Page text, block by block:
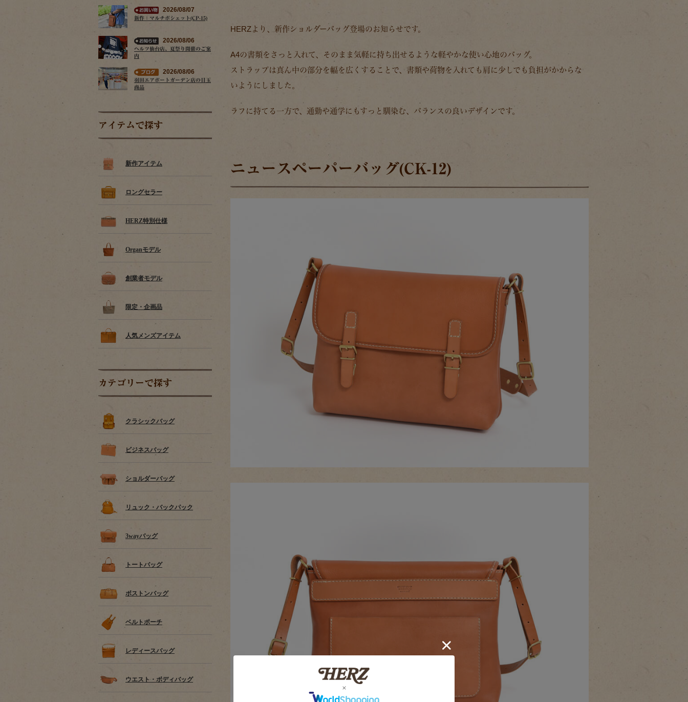
2026/08/07
新作：マルチポシェット(CP-15)
2026/08/06
ヘルツ仙台店、夏祭り開催のご案
内
2026/08/06
羽田エアポートガーデン店の目玉
商品
アイテムで探す
新作アイテム
ロングセラー
HERZ特別仕様
Organモデル
創業者モデル
限定・企画品
人気メンズアイテム
カテゴリーで探す
クラシックバッグ
ビジネスバッグ
ショルダーバッグ
リュック・バックパック
3wayバッグ
トートバッグ
ボストンバッグ
ベルトポーチ
レディースバッグ
ウエスト・ボディバッグ
HERZより、新作ショルダーバッグ登場のお知らせです。
A4の書類をさっと入れて、そのまま気軽に持ち出せるような軽やかな使い心地のバッグ。
ストラップは真ん中の部分を幅を広くすることで、書類や荷物を入れても肩に少しでも負担がかからな
いようにしました。
ラフに持てる一方で、通勤や通学にもすっと馴染む、バランスの良いデザインです。
ニュースペーパーバッグ(CK-12)